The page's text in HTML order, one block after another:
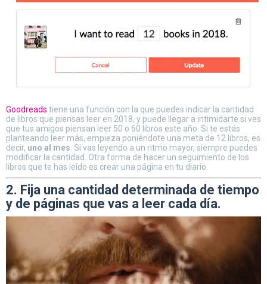
Goodreads tiene una función con la que puedes indicar la cantidad
de libros que piensas leer en 2018, y puede llegar a intimidarte si ves
que tus amigos piensan leer 50 o 60 libros este año. Si te estás
planteando leer más, empieza poniéndote una meta de 12 libros, es
decir, uno al mes. Si vas leyendo a un ritmo mayor, siempre puedes
modificar la cantidad. Otra forma de hacer un seguimiento de los
libros que te has leído es crear una página en tu diario.
2. Fija una cantidad determinada de tiempo
y de páginas que vas a leer cada día.